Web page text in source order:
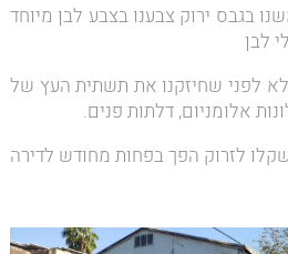
בגבס ירוק צבענו בצבע לבן מיוחד
לבן
לפני שחיזקנו את תשתית העץ של
אלומניום, דלתות פנים.
לזרוק הפך בפחות מחודש לדירה